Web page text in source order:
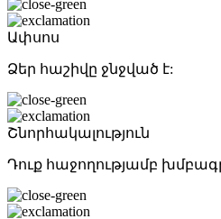
Ափսոս
Ձեր հաշիվը ջնջված է:
Շնորհակալություն
Դուք հաջողությամբ